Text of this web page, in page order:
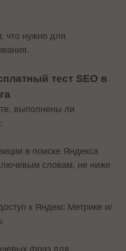
что нужно для
тест SEO в
выполнены ли
в поиске Яндекса
словам, не ниже
к Яндекс Метрике и/
фраз для